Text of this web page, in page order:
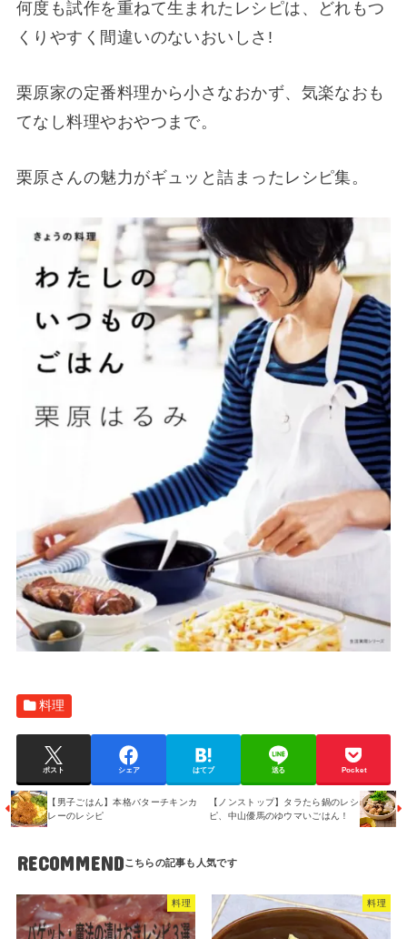
何度も試作を重ねて生まれたレシピは、どれもつ
くりやすく間違いのないおいしさ!
栗原家の定番料理から小さなおかず、気楽なおも
てなし料理やおやつまで。
栗原さんの魅力がギュッと詰まったレシピ集。
料理
ポスト シェア はてブ 送る Pocket
【男子ごはん】本格バターチキンカ
レーのレシピ
【ノンストップ】タラたら鍋のレシ
ピ、中山優馬のゆウマいごはん！
RECOMMEND
料理 料理